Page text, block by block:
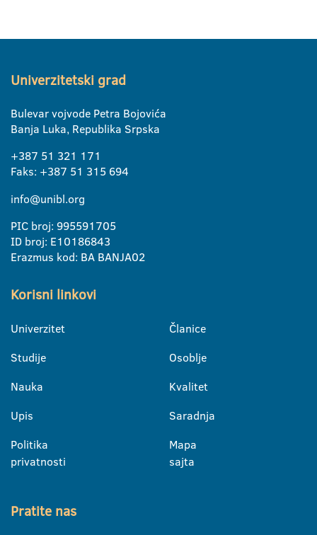
Univerzitetski grad
Bulevar vojvode Petra Bojovića
Banja Luka, Republika Srpska
+387 51 321 171
Faks: +387 51 315 694
info@unibl.org
PIC broj: 995591705
ID broj: E10186843
Erazmus kod: BA BANJA02
Korisni linkovi
Univerzitet
Studije
Nauka
Upis
Politika
privatnosti
Članice
Osoblje
Kvalitet
Saradnja
Mapa
sajta
Pratite nas